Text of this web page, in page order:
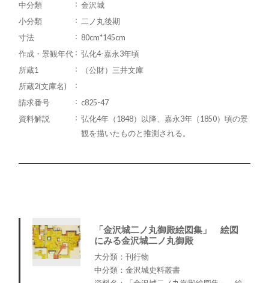
中分類
金沢城
小分類
二ノ丸後期
寸法
80cm*145cm
作成・景観年代
弘化4-嘉永3年頃
所蔵1
（公財）三井文庫
所蔵2(文庫名)
請求番号
c825-47
資料解説
弘化4年（1848）以降、嘉永3年（1850）頃の景
観を描いたものと推測される。
「金沢城二ノ丸御殿絵図集」 絵図
にみる金沢城二ノ丸御殿
大分類：刊行物
中分類：金沢城史料叢書